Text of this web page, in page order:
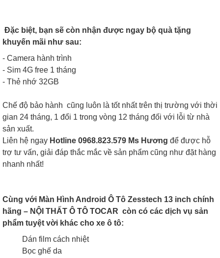
Đặc biệt, bạn sẽ còn nhận được ngay bộ quà tặng
khuyến mãi như sau:
- Camera hành trình
- Sim 4G free 1 tháng
- Thẻ nhớ 32GB
Chế độ bảo hành cũng luôn là tốt nhất trên thị trường với thời
gian 24 tháng, 1 đổi 1 trong vòng 12 tháng đối với lỗi từ nhà
sản xuất.
Liên hệ ngay Hotline 0968.823.579 Ms Hương để được hỗ
trợ tư vấn, giải đáp thắc mắc về sản phẩm cũng như đặt hàng
nhanh nhất!
Cùng với Màn Hình Android Ô Tô Zesstech 13 inch chính
hãng – NỘI THẤT Ô TÔ TOCAR còn có các dịch vụ sản
phẩm tuyệt vời khác cho xe ô tô:
Dán film cách nhiệt
Bọc ghế da